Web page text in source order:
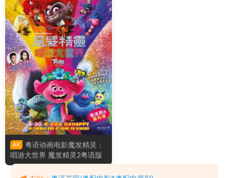
4K 粤语动画电影魔发精灵：
唱游大世界 魔发精灵2粤语版